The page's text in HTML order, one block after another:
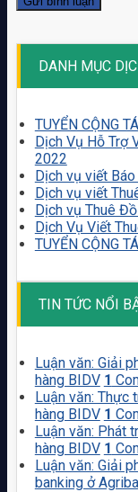
DANH MỤC
TUYỂN CỘNG
Dịch Vụ Hỗ Trợ
2022
Dịch vụ viết
Dịch vụ viết
Dịch vụ Thuê
Dịch Vụ Viết
TUYỂN CỘNG
TIN TỨC NỔI
Luận văn: Giải
hàng BIDV 1
Luận văn: Thực
hàng BIDV 1
Luận văn: Phát
hàng BIDV 1
Luận văn: Giải
banking ở